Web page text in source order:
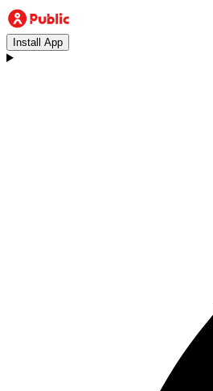
Install App